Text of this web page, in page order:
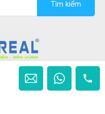
kiếm
cho:
Đà Lạt Ghi rõ nguồn